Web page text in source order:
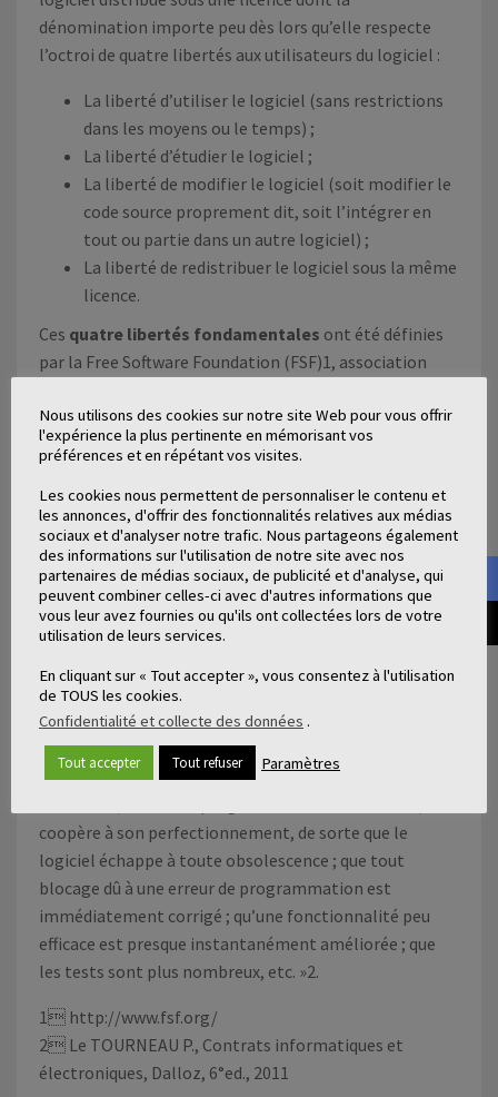
dénomination importe peu dès lors qu’elle respecte
l’octroi de quatre libertés aux utilisateurs du logiciel :
La liberté d’utiliser le logiciel (sans restrictions
dans les moyens ou le temps) ;
La liberté d’étudier le logiciel ;
La liberté de modifier le logiciel (soit modifier le
code source proprement dit, soit l’intégrer en
tout ou partie dans un autre logiciel) ;
La liberté de redistribuer le logiciel sous la même
licence.
Ces quatre libertés fondamentales ont été définies
par la Free Software Foundation (FSF)1, association
promouvoir une vision du développement logiciel
basée sur le partage et l’entraide.
Si une de ces quatre libertés mentionnées n’est pas
garantie, le logiciel n’est pas libre.Un logiciel qui
n’est pas libre est dit propriétaire ou privatif.
Un logiciel libre n’est pas libre de droits. L’auteur d’un
logiciel libre n’abandonne pas ses droits d’auteur mais
concède à chacun les libertés indiquées dans la
définition.
La dernière liberté constitue le pilier du logiciel libre :
en permettant aux licenciés de distribuer les
modifications elle organise un système où « chaque
coopère à son perfectionnement, de sorte que le
logiciel échappe à toute obsolescence ; que tout
blocage dû à une erreur de programmation est
immédiatement corrigé ; qu’une fonctionnalité peu
efficace est presque instantanément améliorée ; que
les tests sont plus nombreux, etc. »2.
1 http://www.fsf.org/
2 Le TOURNEAU P., Contrats informatiques et
électroniques, Dalloz, 6°ed., 2011
Nous utilisons des cookies sur notre site Web pour vous offrir
l'expérience la plus pertinente en mémorisant vos
préférences et en répétant vos visites.
Les cookies nous permettent de personnaliser le contenu et
les annonces, d'offrir des fonctionnalités relatives aux médias
sociaux et d'analyser notre trafic. Nous partageons également
des informations sur l'utilisation de notre site avec nos
partenaires de médias sociaux, de publicité et d'analyse, qui
peuvent combiner celles-ci avec d'autres informations que
vous leur avez fournies ou qu'ils ont collectées lors de votre
utilisation de leurs services.
En cliquant sur « Tout accepter », vous consentez à l'utilisation
de TOUS les cookies.
Confidentialité et collecte des données .
Tout accepter Tout refuser Paramètres